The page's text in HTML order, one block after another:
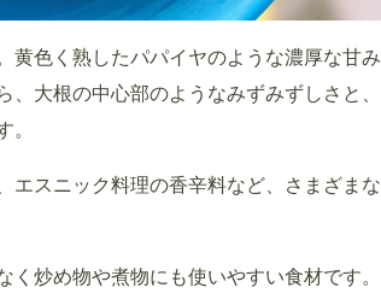
黄色く熟したパパイヤのような濃厚な甘み
大根の中心部のようなみずみずしさと、
。
エスニック料理の香辛料など、さまざまな
炒め物や煮物にも使いやすい食材です。